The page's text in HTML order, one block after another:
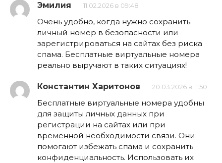
Эмилия 11.02.2026 в 09:48
Очень удобно, когда нужно сохранить
личный номер в безопасности или
зарегистрироваться на сайтах без риска
спама. Бесплатные виртуальные номера
реально выручают в таких ситуациях!
Константин Харитонов 20.03.2026 в 11:50
Бесплатные виртуальные номера удобны
для защиты личных данных при
регистрации на сайтах или при
временной необходимости связи. Они
помогают избежать спама и сохранить
конфиденциальность. Использовать их